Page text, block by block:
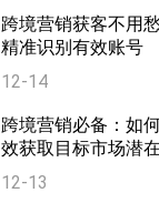
跨境营销获客不用
精准识别有效账号
12-14
跨境营销必备：如
效获取目标市场潜
12-13